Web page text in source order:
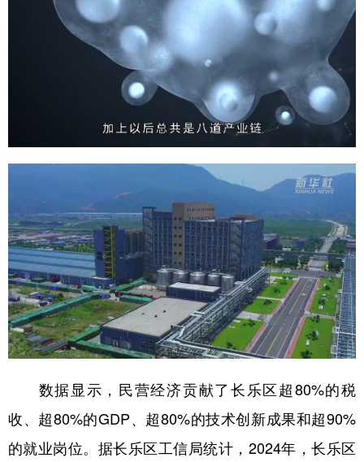
数据显示，民营经济贡献了长乐区超80%的税
收、超80%的GDP、超80%的技术创新成果和超90%
的就业岗位。据长乐区工信局统计，2024年，长乐区